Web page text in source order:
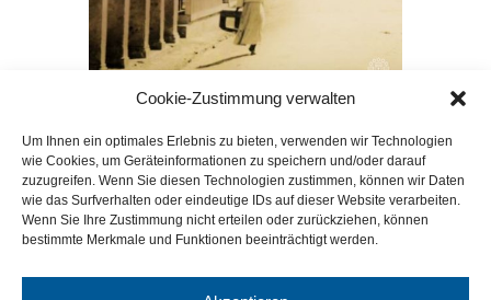
Cookie-Zustimmung verwalten
Um Ihnen ein optimales Erlebnis zu bieten, verwenden wir Technologien
wie Cookies, um Geräteinformationen zu speichern und/oder darauf
zuzugreifen. Wenn Sie diesen Technologien zustimmen, können wir Daten
wie das Surfverhalten oder eindeutige IDs auf dieser Website verarbeiten.
Wenn Sie Ihre Zustimmung nicht erteilen oder zurückziehen, können
bestimmte Merkmale und Funktionen beeinträchtigt werden.
Dass Dänemark einst Sklavenhandel betrieb, ist heute
vergessen. Und genau dieses dunkle Kapitel des
Landes möchte der dänische Autor Mich Vraa…
1 / 3 »